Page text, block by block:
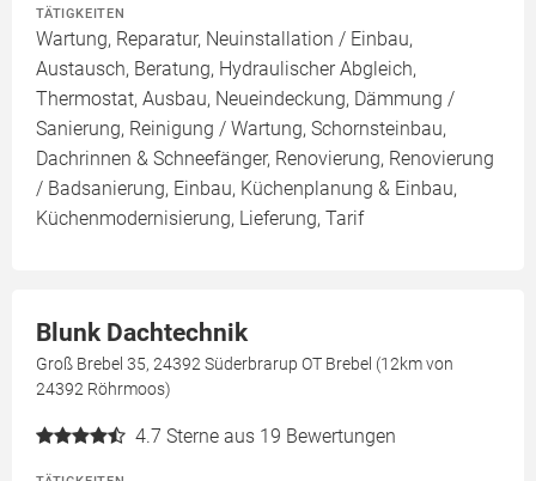
TÄTIGKEITEN
Wartung, Reparatur, Neuinstallation / Einbau,
Austausch, Beratung, Hydraulischer Abgleich,
Thermostat, Ausbau, Neueindeckung, Dämmung /
Sanierung, Reinigung / Wartung, Schornsteinbau,
Dachrinnen & Schneefänger, Renovierung, Renovierung
/ Badsanierung, Einbau, Küchenplanung & Einbau,
Küchenmodernisierung, Lieferung, Tarif
Blunk Dachtechnik
Groß Brebel 35, 24392 Süderbrarup OT Brebel (12km von
24392 Röhrmoos)
4.7 Sterne aus 19 Bewertungen